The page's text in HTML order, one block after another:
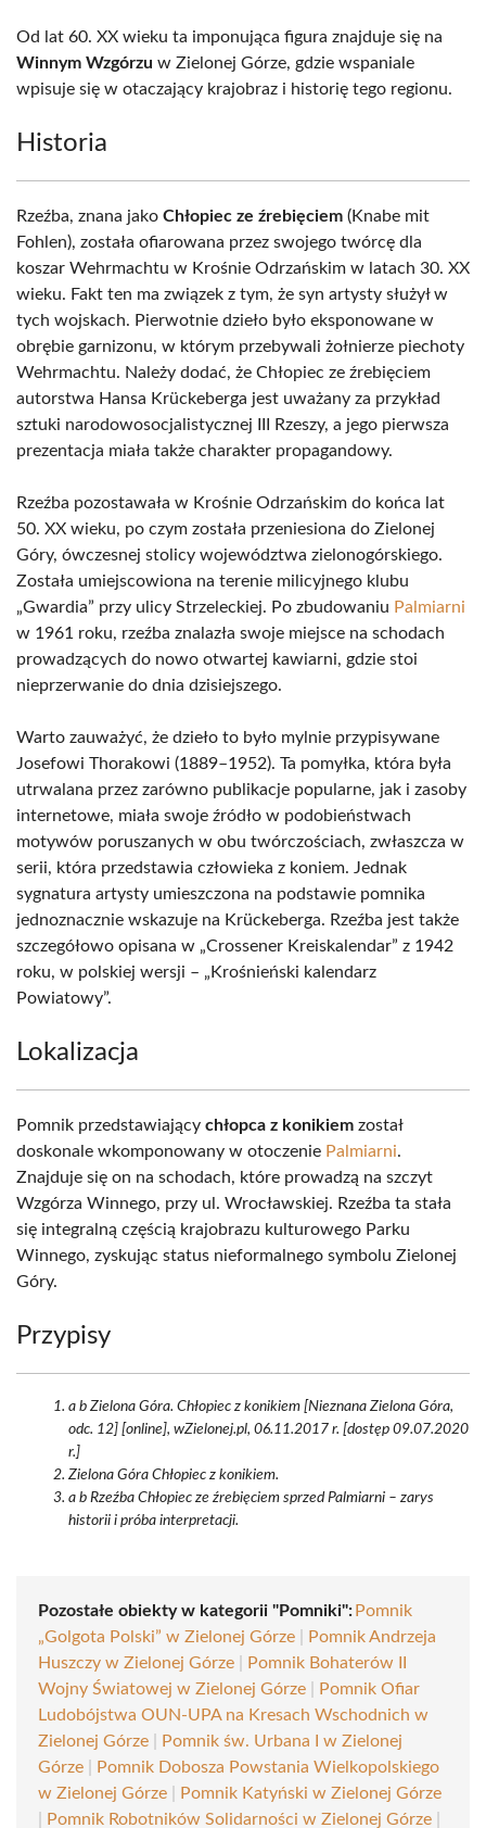
Od lat 60. XX wieku ta imponująca figura znajduje się na
Winnym Wzgórzu w Zielonej Górze, gdzie wspaniale
wpisuje się w otaczający krajobraz i historię tego regionu.
Historia
Rzeźba, znana jako Chłopiec ze źrebięciem (Knabe mit
Fohlen), została ofiarowana przez swojego twórcę dla
koszar Wehrmachtu w Krośnie Odrzańskim w latach 30. XX
wieku. Fakt ten ma związek z tym, że syn artysty służył w
tych wojskach. Pierwotnie dzieło było eksponowane w
obrębie garnizonu, w którym przebywali żołnierze piechoty
Wehrmachtu. Należy dodać, że Chłopiec ze źrebięciem
autorstwa Hansa Krückeberga jest uważany za przykład
sztuki narodowosocjalistycznej III Rzeszy, a jego pierwsza
prezentacja miała także charakter propagandowy.
Rzeźba pozostawała w Krośnie Odrzańskim do końca lat
50. XX wieku, po czym została przeniesiona do Zielonej
Góry, ówczesnej stolicy województwa zielonogórskiego.
Została umiejscowiona na terenie milicyjnego klubu
„Gwardia” przy ulicy Strzeleckiej. Po zbudowaniu Palmiarni
w 1961 roku, rzeźba znalazła swoje miejsce na schodach
prowadzących do nowo otwartej kawiarni, gdzie stoi
nieprzerwanie do dnia dzisiejszego.
Warto zauważyć, że dzieło to było mylnie przypisywane
Josefowi Thorakowi (1889–1952). Ta pomyłka, która była
utrwalana przez zarówno publikacje popularne, jak i zasoby
internetowe, miała swoje źródło w podobieństwach
motywów poruszanych w obu twórczościach, zwłaszcza w
serii, która przedstawia człowieka z koniem. Jednak
sygnatura artysty umieszczona na podstawie pomnika
jednoznacznie wskazuje na Krückeberga. Rzeźba jest także
szczegółowo opisana w „Crossener Kreiskalendar” z 1942
roku, w polskiej wersji – „Krośnieński kalendarz
Powiatowy”.
Lokalizacja
Pomnik przedstawiający chłopca z konikiem został
doskonale wkomponowany w otoczenie Palmiarni.
Znajduje się on na schodach, które prowadzą na szczyt
Wzgórza Winnego, przy ul. Wrocławskiej. Rzeźba ta stała
się integralną częścią krajobrazu kulturowego Parku
Winnego, zyskując status nieformalnego symbolu Zielonej
Góry.
Przypisy
a b Zielona Góra. Chłopiec z konikiem [Nieznana Zielona Góra,
odc. 12] [online], wZielonej.pl, 06.11.2017 r. [dostęp 09.07.2020
r.]
Zielona Góra Chłopiec z konikiem.
a b Rzeźba Chłopiec ze źrebięciem sprzed Palmiarni – zarys
historii i próba interpretacji.
Pozostałe obiekty w kategorii "Pomniki": Pomnik
„Golgota Polski” w Zielonej Górze
Pomnik Andrzeja
Huszczy w Zielonej Górze
Pomnik Bohaterów II
Wojny Światowej w Zielonej Górze
Pomnik Ofiar
Ludobójstwa OUN-UPA na Kresach Wschodnich w
Zielonej Górze
Pomnik św. Urbana I w Zielonej
Górze
Pomnik Dobosza Powstania Wielkopolskiego
w Zielonej Górze
Pomnik Katyński w Zielonej Górze
Pomnik Robotników Solidarności w Zielonej Górze